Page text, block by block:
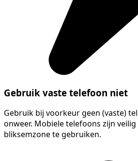
Gebruik vaste telefoon niet
Gebruik bij voorkeur geen (vaste)
onweer. Mobiele telefoons zijn
bliksemzone te gebruiken.